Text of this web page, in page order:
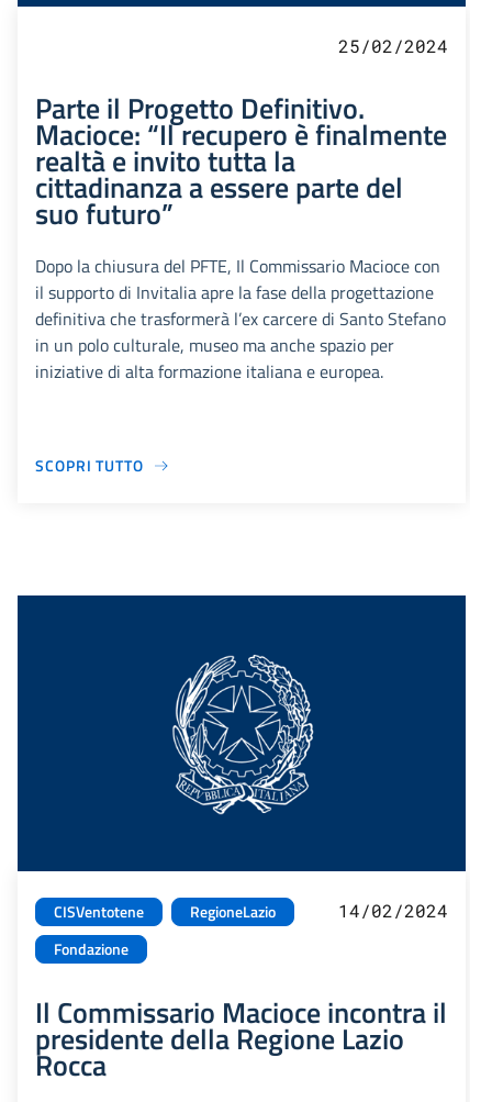
25/02/2024
Parte il Progetto Definitivo.
Macioce: “Il recupero è finalmente
realtà e invito tutta la
cittadinanza a essere parte del
suo futuro”
Dopo la chiusura del PFTE, Il Commissario Macioce con
il supporto di Invitalia apre la fase della progettazione
definitiva che trasformerà l’ex carcere di Santo Stefano
in un polo culturale, museo ma anche spazio per
iniziative di alta formazione italiana e europea.
SCOPRI TUTTO
CISVentotene
RegioneLazio
Fondazione
14/02/2024
Il Commissario Macioce incontra il
presidente della Regione Lazio
Rocca